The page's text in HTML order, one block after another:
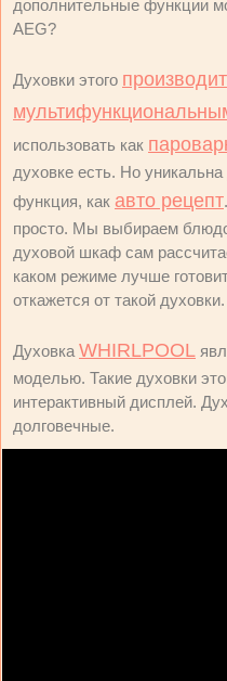
дополнительные функции
AEG?
Духовки этого
использовать как
духовке есть. Но
функция, как авто рецепт
просто. Мы выбираем
духовой шкаф сам
каком режиме лучше
откажется от такой духовки.
Духовка WHIRLPOOL
моделью. Такие духовки
интерактивный дисплей.
долговечные.